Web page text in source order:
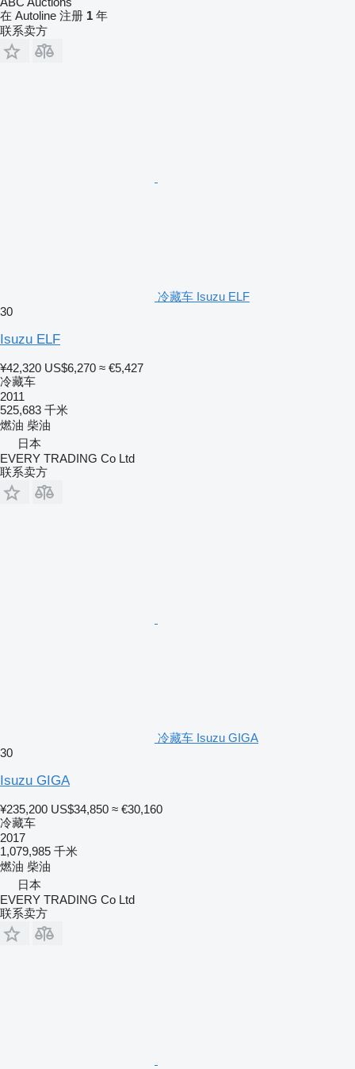
在 Autoline 注册 1 年
联系卖方
冷藏车 Isuzu ELF
30
Isuzu ELF
¥42,320 US$6,270 ≈ €5,427
冷藏车
2011
525,683 千米
燃油 柴油
日本
EVERY TRADING Co Ltd
联系卖方
冷藏车 Isuzu GIGA
30
Isuzu GIGA
¥235,200 US$34,850 ≈ €30,160
冷藏车
2017
1,079,985 千米
燃油 柴油
日本
EVERY TRADING Co Ltd
联系卖方